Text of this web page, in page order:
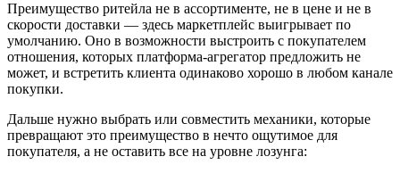
Преимущество ритейла не в ассортименте, не в цене и не в
скорости доставки — здесь маркетплейс выигрывает по
умолчанию. Оно в возможности выстроить с покупателем
отношения, которых платформа-агрегатор предложить не
может, и встретить клиента одинаково хорошо в любом канале
покупки.
Дальше нужно выбрать или совместить механики, которые
превращают это преимущество в нечто ощутимое для
покупателя, а не оставить все на уровне лозунга: